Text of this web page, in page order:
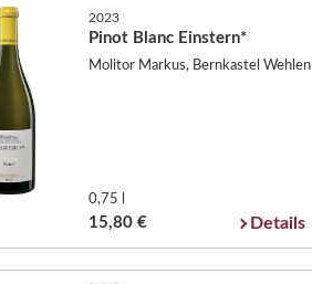
2023
Pinot Blanc Einstern*
Molitor Markus, Bernkastel Wehlen
0,75 l
15,80 € Details